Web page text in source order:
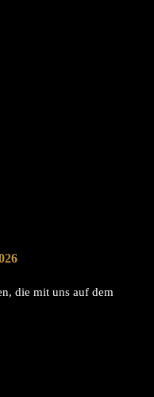
die mit uns auf dem